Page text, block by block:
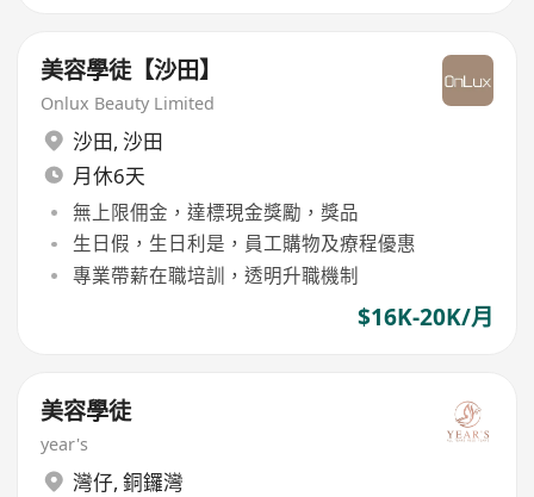
美容學徒【沙田】
Onlux Beauty Limited
沙田, 沙田
月休6天
無上限佣金，達標現金獎勵，獎品
生日假，生日利是，員工購物及療程優惠
專業帶薪在職培訓，透明升職機制
$16K-20K/月
美容學徒
year's
灣仔, 銅鑼灣